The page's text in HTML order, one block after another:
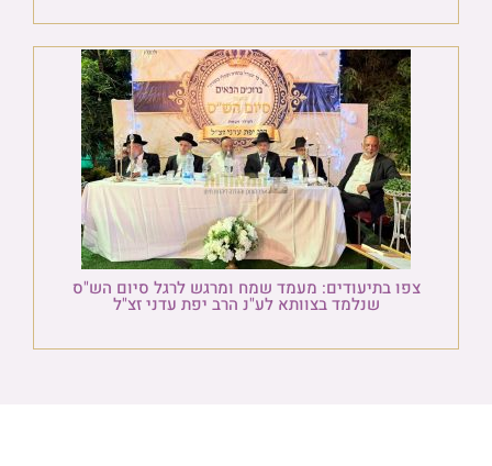
צפו בתיעודים: מעמד שמח ומרגש לרגל סיום הש"ס
שנלמד בצוותא לע"נ הרב יפת עדני זצ"ל